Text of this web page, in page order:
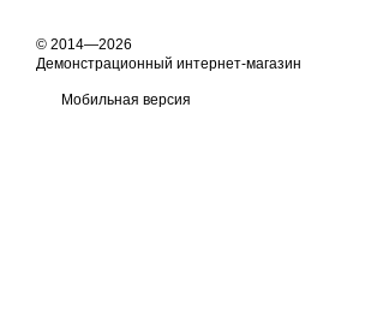
© 2014—2026
Демонстрационный интернет-магазин
Мобильная версия